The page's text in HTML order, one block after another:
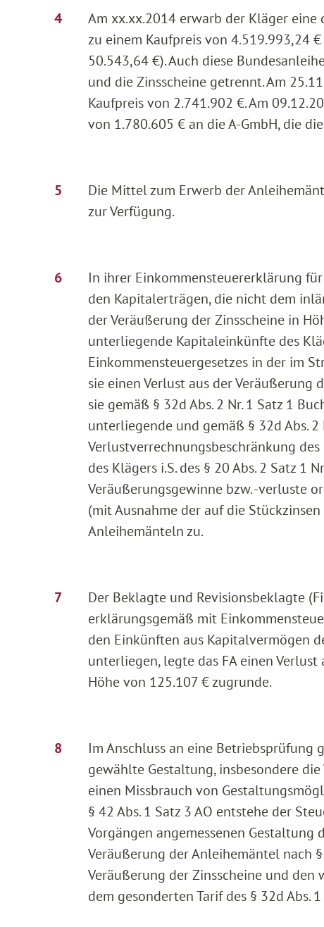
Am xx.xx.2014 erwarb der Kläger
zu einem Kaufpreis von 4.519.993,24
50.543,64 €). Auch diese
und die Zinsscheine getrennt. Am
Kaufpreis von 2.741.902 €. Am
von 1.780.605 € an die A-GmbH, die
Die Mittel zum Erwerb der
zur Verfügung.
In ihrer Einkommensteuererklärung
den Kapitalerträgen, die nicht dem
der Veräußerung der Zinsscheine in
unterliegende Kapitaleinkünfte des
Einkommensteuergesetzes in der im
sie einen Verlust aus der Veräußerung
sie gemäß § 32d Abs. 2 Nr. 1 Satz 1
unterliegende und gemäß § 32d Abs. 2
Verlustverrechnungsbeschränkung
des Klägers i.S. des § 20 Abs. 2 Satz 1
Veräußerungsgewinne bzw. -verluste
(mit Ausnahme der auf die
Anleihemänteln zu.
Der Beklagte und Revisionsbeklagte
erklärungsgemäß mit
den Einkünften aus Kapitalvermögen
unterliegen, legte das FA einen
Höhe von 125.107 € zugrunde.
Im Anschluss an eine Betriebsprüfung
gewählte Gestaltung, insbesondere
einen Missbrauch von
§ 42 Abs. 1 Satz 3 AO entstehe der
Vorgängen angemessenen Gestaltung
Veräußerung der Anleihemäntel nach
Veräußerung der Zinsscheine und
dem gesonderten Tarif des § 32d Abs.